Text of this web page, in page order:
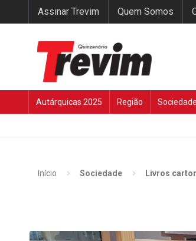
Assinar Trevim Quem Somos
Autárquicas 2025 Região Sociedade
Início Sociedade Livros